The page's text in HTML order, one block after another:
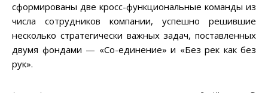
сформированы две кросс-функциональные команды из
числа сотрудников компании, успешно решившие
несколько стратегически важных задач, поставленных
двумя фондами — «Со-единение» и «Без рек как без
рук».